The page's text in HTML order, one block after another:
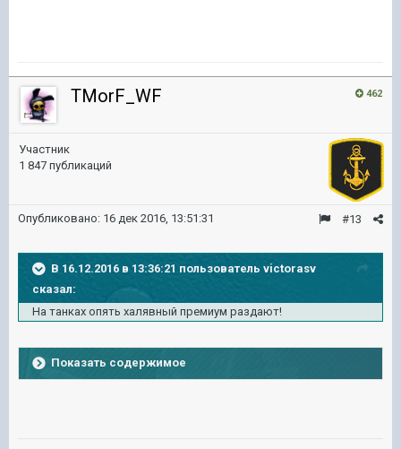
462
TMorF_WF
Участник
1 847 публикаций
#13
Опубликовано: 16 дек 2016, 13:51:31
В 16.12.2016 в 13:36:21 пользователь victorasv
сказал:
На танках опять халявный премиум раздают!
Показать содержимое